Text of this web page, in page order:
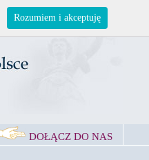
DOŁĄCZ DO NAS
Rozumiem i akceptuję